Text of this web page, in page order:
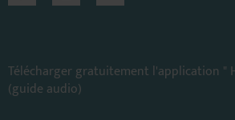
Télécharger gratuitement l'application "
(guide audio)